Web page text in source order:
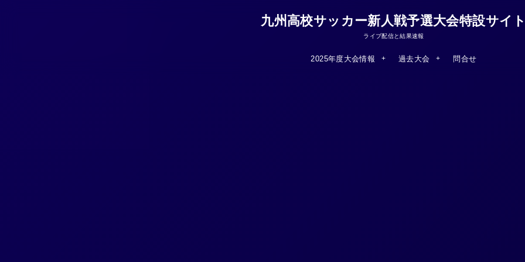
九州高校サッカー新人戦予選大会特設サイ
ライブ配信と結果速報
2025年度大会情報 過去大会 問合せ